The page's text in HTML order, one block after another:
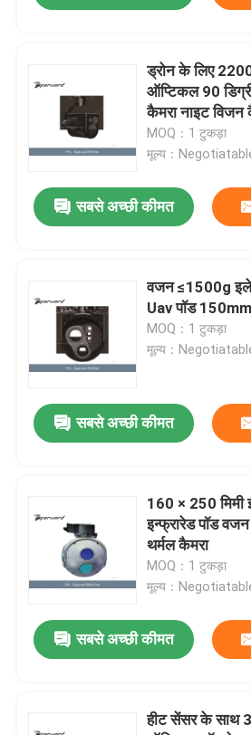
गुणवत्ता नियंत्रण
हमसे संपर्क करें
समाचार
एविएशन पार्ट्स
थर्मल इमेजिंग मोनोकुलर
लेजर रेंजफाइंडर मॉड्यूल
पीटीजेड कैमरा सिस्टम
कानून प्रवर्तन रिकॉर्डर
इलेक्ट्रिक ब्रशलेस डीसी मोटर
ड्रोन के लिए
ऑप्टिकल 90
कैमरा नाइट विजन
MOQ：1 टुकड़ा
मूल्य：
सबसे अच्छी कीमत
वजन ≤1500g
Uav पॉड
MOQ：1 टुकड़ा
मूल्य：
सबसे अच्छी कीमत
160 × 250 मिमी
इन्फ्रारेड पॉड
थर्मल कैमरा
MOQ：1 टुकड़ा
मूल्य：
सबसे अच्छी कीमत
हीट सेंसर के साथ